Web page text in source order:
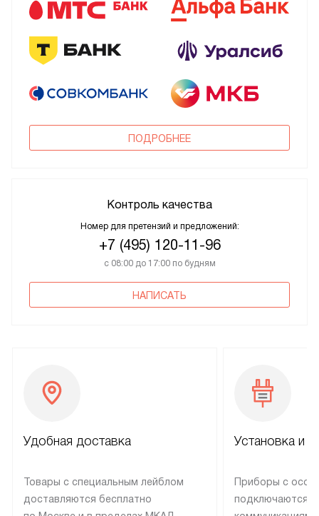
ПОДРОБНЕЕ
Контроль качества
Номер для претензий и предложений:
+7 (495) 120-11-96
с 08:00 до 17:00 по будням
НАПИСАТЬ
Удобная доставка
Товары с специальным лейблом
доставляются бесплатно
Установка и
Приборы с
подключаются к